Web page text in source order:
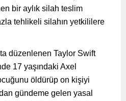
bir aylık silah teslim
tehlikeli silahın yetkililere
düzenlenen Taylor Swift
17 yaşındaki Axel
öldürüp on kişiyi
gündeme gelen yasal